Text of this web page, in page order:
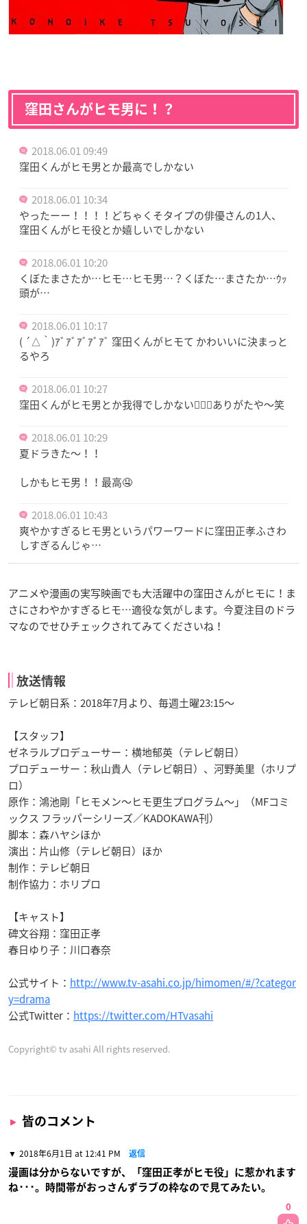
窪田さんがヒモ男に！？
2018.06.01 09:49
窪田くんがヒモ男とか最高でしかない
2018.06.01 10:34
やったーー！！！！どちゃくそタイプの俳優さんの1人、
窪田くんがヒモ役とか嬉しいでしかない
2018.06.01 10:20
くぼたまさたか…ヒモ…ヒモ男…？くぼた…まさたか…ｳｯ
頭が…
2018.06.01 10:17
( ´△｀)ｱﾞｱﾞｱﾞｱﾞｱﾞ 窪田くんがヒモて かわいいに決まっと
るやろ
2018.06.01 10:27
窪田くんがヒモ男とか我得でしかない🤦‍♀️✨ありがたや〜笑
2018.06.01 10:29
夏ドラきた〜！！
しかもヒモ男！！最高🤤
2018.06.01 10:43
爽やかすぎるヒモ男というパワーワードに窪田正孝ふさわ
しすぎるんじゃ…
アニメや漫画の実写映画でも大活躍中の窪田さんがヒモに！ま
さにさわやかすぎるヒモ…適役な気がします。今夏注目のドラ
マなのでせひチェックされてみてくださいね！
放送情報
テレビ朝日系：2018年7月より、毎週土曜23:15～
【スタッフ】
ゼネラルプロデューサー：横地郁英（テレビ朝日）
プロデューサー：秋山貴人（テレビ朝日）、河野美里（ホリプ
ロ）
原作：鴻池剛「ヒモメン～ヒモ更生プログラム～」（MFコミ
ックス フラッパーシリーズ／KADOKAWA刊）
脚本：森ハヤシほか
演出：片山修（テレビ朝日）ほか
制作：テレビ朝日
制作協力：ホリプロ
【キャスト】
碑文谷翔：窪田正孝
春日ゆり子：川口春奈
公式サイト： http://www.tv-asahi.co.jp/himomen/#/?categor
y=drama
公式Twitter： https://twitter.com/HTvasahi
Copyright© tv asahi All rights reserved.
皆のコメント
2018年6月1日 at 12:41 PM 返信
漫画は分からないですが、「窪田正孝がヒモ役」に惹かれます
ね･･･。時間帯がおっさんずラブの枠なので見てみたい。
0